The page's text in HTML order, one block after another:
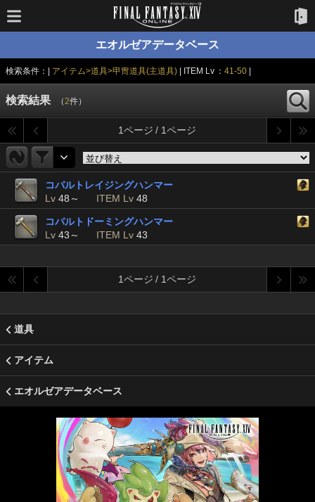
エオルゼアデータベース
検索条件：| アイテム>道具>甲冑道具(主道具) | ITEM Lv ：41-50
検索結果 （2件）
1ページ / 1ページ
コバルトレイジングハンマー
Lv 48～ ITEM Lv 48
コバルトドーミングハンマー
Lv 43～ ITEM Lv 43
1ページ / 1ページ
道具
アイテム
エオルゼアデータベース